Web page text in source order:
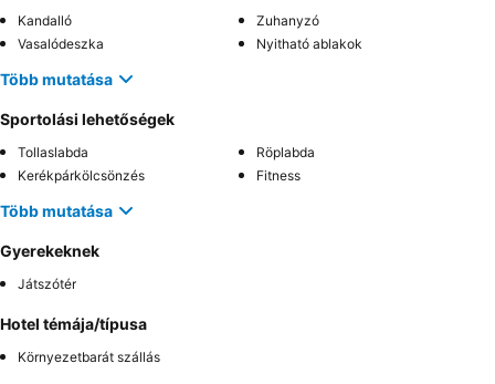
Kandalló
Zuhanyzó
Vasalódeszka
Nyitható ablakok
Több mutatása
Sportolási lehetőségek
Tollaslabda
Röplabda
Kerékpárkölcsönzés
Fitness
Több mutatása
Gyerekeknek
Játszótér
Hotel témája/típusa
Környezetbarát szállás